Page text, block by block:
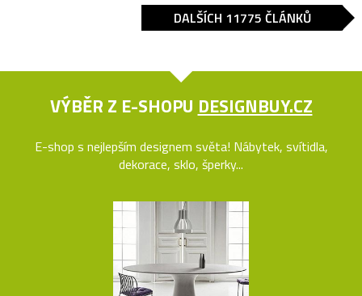
DALŠÍCH 11775 ČLÁNKŮ
VÝBĚR Z E-SHOPU DESIGNBUY.CZ
E-shop s nejlepším designem světa! Nábytek, svítidla,
dekorace, sklo, šperky...